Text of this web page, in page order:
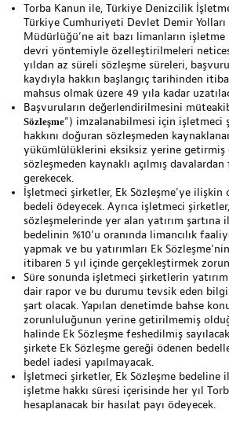
Torba Kanun ile, Türkiye Denizcilik
Türkiye Cumhuriyeti Devlet Demir Yolları
Müdürlüğü’ne ait bazı limanların
devri yöntemiyle özelleştirilmeleri
yıldan az süreli sözleşme süreleri,
kaydıyla hakkın başlangıç tarihinden
mahsus olmak üzere 49 yıla kadar
Başvuruların değerlendirilmesini
Sözleşme“) imzalanabilmesi için işletmeci
hakkını doğuran sözleşmeden
yükümlülüklerini eksiksiz yerine getirmiş
sözleşmeden kaynaklı açılmış
gerekecek.
İşletmeci şirketler, Ek Sözleşme’ye ilişkin
bedeli ödeyecek. Ayrıca işletmeci
sözleşmelerinde yer alan yatırım şartına
bedelinin %10’u oranında limancılık
yapmak ve bu yatırımları Ek
itibaren 5 yıl içinde gerçekleştirmek
Süre sonunda işletmeci şirketlerin
dair rapor ve bu durumu tevsik eden bilgi
şart olacak. Yapılan denetimde bahse
zorunluluğunun yerine getirilmemiş
halinde Ek Sözleşme feshedilmiş
şirkete Ek Sözleşme gereği ödenen
bedel iadesi yapılmayacak.
İşletmeci şirketler, Ek Sözleşme bedeline
işletme hakkı süresi içerisinde her yıl
hesaplanacak bir hasılat payı ödeyecek.